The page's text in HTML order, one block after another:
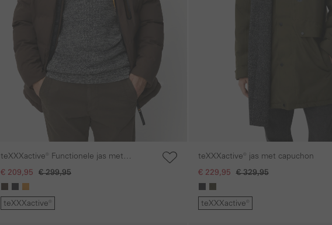
teXXXactive® Functionele jas met
verstelbare zoom en capuchon
€ 209,95 € 299,95
teXXXactive®
teXXXactive® jas met capuchon
€ 229,95 € 329,95
teXXXactive®